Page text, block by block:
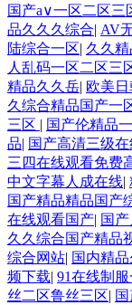
国产a∨一区二区三
品久久久综合| AV
陆综合一区| 久久精
人乱码一区二区三
精品久久岳| 欧美
久综合精品国产一
三区 | 国产伦精品
品| 国产高清三级在
三四在线观看免费
中文字幕人成在线|
国产精品精品国产
在线观看国产| 国
久久综合国产精品
综合网站| 国内精
频下载| 91在线制服
丝二区鲁丝三区|